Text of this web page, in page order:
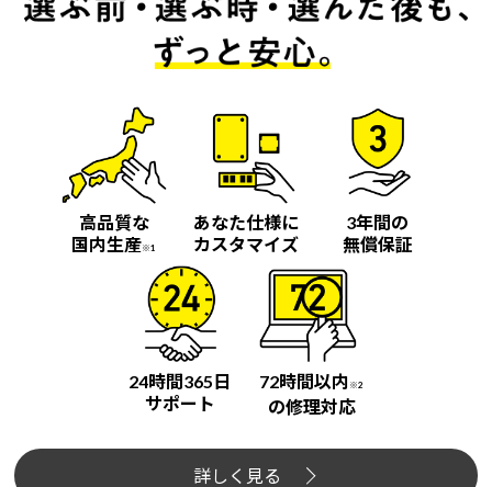
高品質な
国内生産※1
あなた仕様に
カスタマイズ
3年間の
無償保証
24時間365日
サポート
72時間以内 ※2
の修理対応
詳しく見る